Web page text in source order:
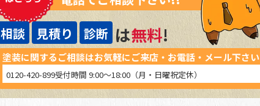
相談
見積り 診断 は無料!
塗装に関するご相談はお気軽にご来店・お電話・メール下さい
0120-420-899受付時間 9:00～18:00（月・日曜祝定休）